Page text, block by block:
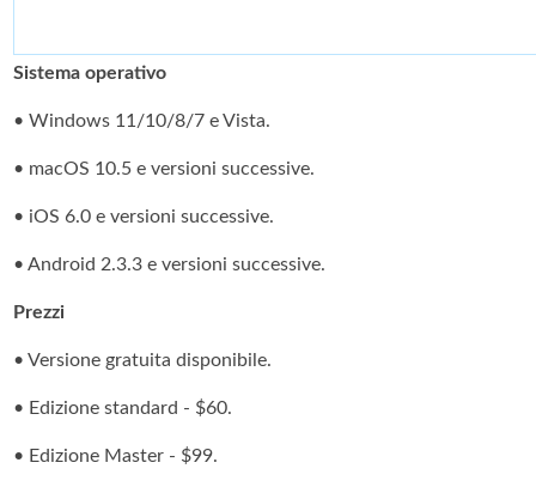
Sistema operativo
• Windows 11/10/8/7 e Vista.
• macOS 10.5 e versioni successive.
• iOS 6.0 e versioni successive.
• Android 2.3.3 e versioni successive.
Prezzi
• Versione gratuita disponibile.
• Edizione standard - $60.
• Edizione Master - $99.